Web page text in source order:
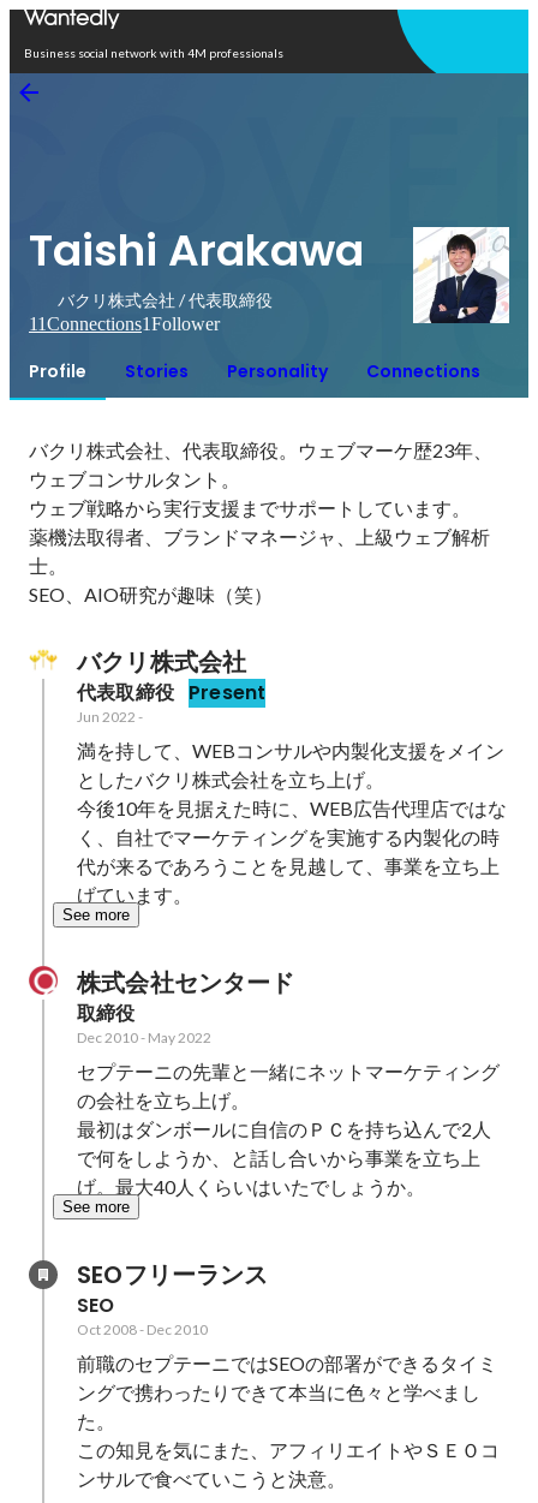
Business social network with 4M professionals
Taishi Arakawa
バクリ株式会社 / 代表取締役
11Connections1Follower
Profile Stories Personality Connections
バクリ株式会社、代表取締役。ウェブマーケ歴23年、
ウェブコンサルタント。
ウェブ戦略から実行支援までサポートしています。
薬機法取得者、ブランドマネージャ、上級ウェブ解析
士。
SEO、AIO研究が趣味（笑）
バクリ株式会社
代表取締役 Present
Jun 2022 -
満を持して、WEBコンサルや内製化支援をメイン
としたバクリ株式会社を立ち上げ。
今後10年を見据えた時に、WEB広告代理店ではな
く、自社でマーケティングを実施する内製化の時
代が来るであろうことを見越して、事業を立ち上
げています。
See more
株式会社センタード
取締役
Dec 2010- May 2022
セプテーニの先輩と一緒にネットマーケティング
の会社を立ち上げ。
最初はダンボールに自信のＰＣを持ち込んで2人
で何をしようか、と話し合いから事業を立ち上
げ。最大40人くらいはいたでしょうか。
See more
SEOフリーランス
SEO
Oct 2008- Dec 2010
前職のセプテーニではSEOの部署ができるタイミ
ングで携わったりできて本当に色々と学べまし
た。
この知見を気にまた、アフィリエイトやＳＥＯコ